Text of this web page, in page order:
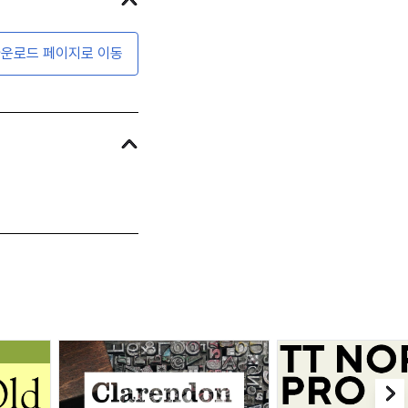
로드 페이지로 이동